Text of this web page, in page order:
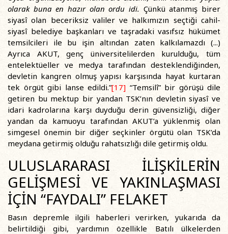
olarak buna en hazır olan ordu idi. Çünkü atanmış birer
siyasî olan beceriksiz valiler ve halkımızın seçtiği cahil-
siyasî belediye başkanları ve taşradaki vasıfsız hükümet
temsilcileri ile bu işin altından zaten kalkılamazdı (...)
Ayrıca AKUT, genç üniversitelilerden kurulduğu, tüm
entelektüeller ve medya tarafından desteklendiğinden,
devletin kangren olmuş yapısı karşısında hayat kurtaran
tek örgüt gibi lanse edildi.”[17] “Temsilî” bir görüşü dile
getiren bu mektup bir yandan TSK’nın devletin siyasî ve
idari kadrolarına karşı duyduğu derin güvensizliği, diğer
yandan da kamuoyu tarafından AKUT’a yüklenmiş olan
simgesel önemin bir diğer seçkinler örgütü olan TSK’da
meydana getirmiş olduğu rahatsızlığı dile getirmiş oldu.
ULUSLARARASI İLİŞKİLERİN
GELİŞMESİ VE YAKINLAŞMASI
İÇİN “FAYDALI” FELAKET
Basın depremle ilgili haberleri verirken, yukarıda da
belirtildiği gibi, yardımın özellikle Batılı ülkelerden